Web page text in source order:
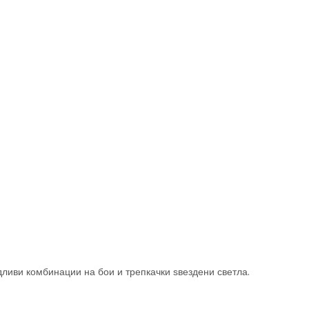
комбинации на бои и трепкачки ѕвездени светла.